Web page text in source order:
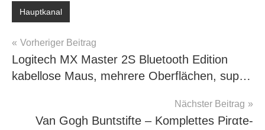
Hauptkanal
Beitragsnavigation
Vorheriger Beitrag
Logitech MX Master 2S Bluetooth Edition
kabellose Maus, mehrere Oberflächen, sup…
Nächster Beitrag
Van Gogh Buntstifte – Komplettes Pirαtе-